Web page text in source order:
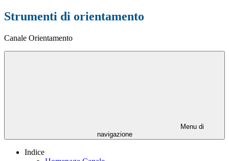
Strumenti di orientamento
Canale Orientamento
Menu di
navigazione
Indice